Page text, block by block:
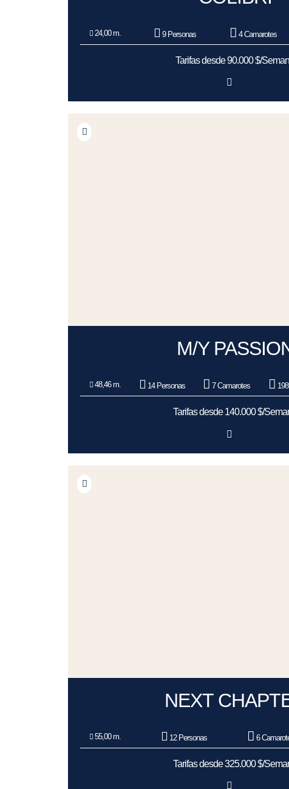
24,00 m. 9 Personas 4 Camarotes
Tarifas desde 90.000 $/
M/Y
48,46 m. 14 Personas 7 Camarotes
Tarifas desde 140.000 $/
NEXT
55,00 m. 12 Personas 6
Tarifas desde 325.000 $/